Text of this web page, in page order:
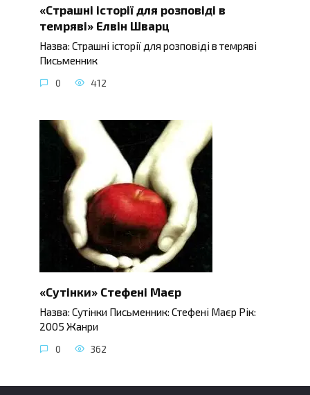
«Страшні історії для розповіді в
темряві» Елвін Шварц
Назва: Страшні історії для розповіді в темряві
Письменник
0 412
«Сутінки» Стефені Маєр
Назва: Сутінки Письменник: Стефені Маєр Рік:
2005 Жанри
0 362